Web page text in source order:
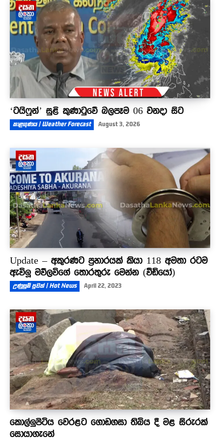
දැයෙන් සමුඅරන් අදට වසර 34ක්
03:57
‘ටයිෆූන්’ සුළි කුණාටුවේ බලපෑම 06 වනදා සිට
කාළගුණය | Weather Forecast August 3, 2026
Update – අකුරණට ප්‍රහාරයක් කියා 118 අමතා රටම
ඇවිලූ මව්ලවිගේ තොරතුරු මෙන්න (වීඩියෝ)
උණුසුම් පුවත් | Hot News April 22, 2023
කොල්ලුපිටිය වෙරළට ගොඩගසා තිබිය දී මළ සිරුරක්
සොයාගැනේ